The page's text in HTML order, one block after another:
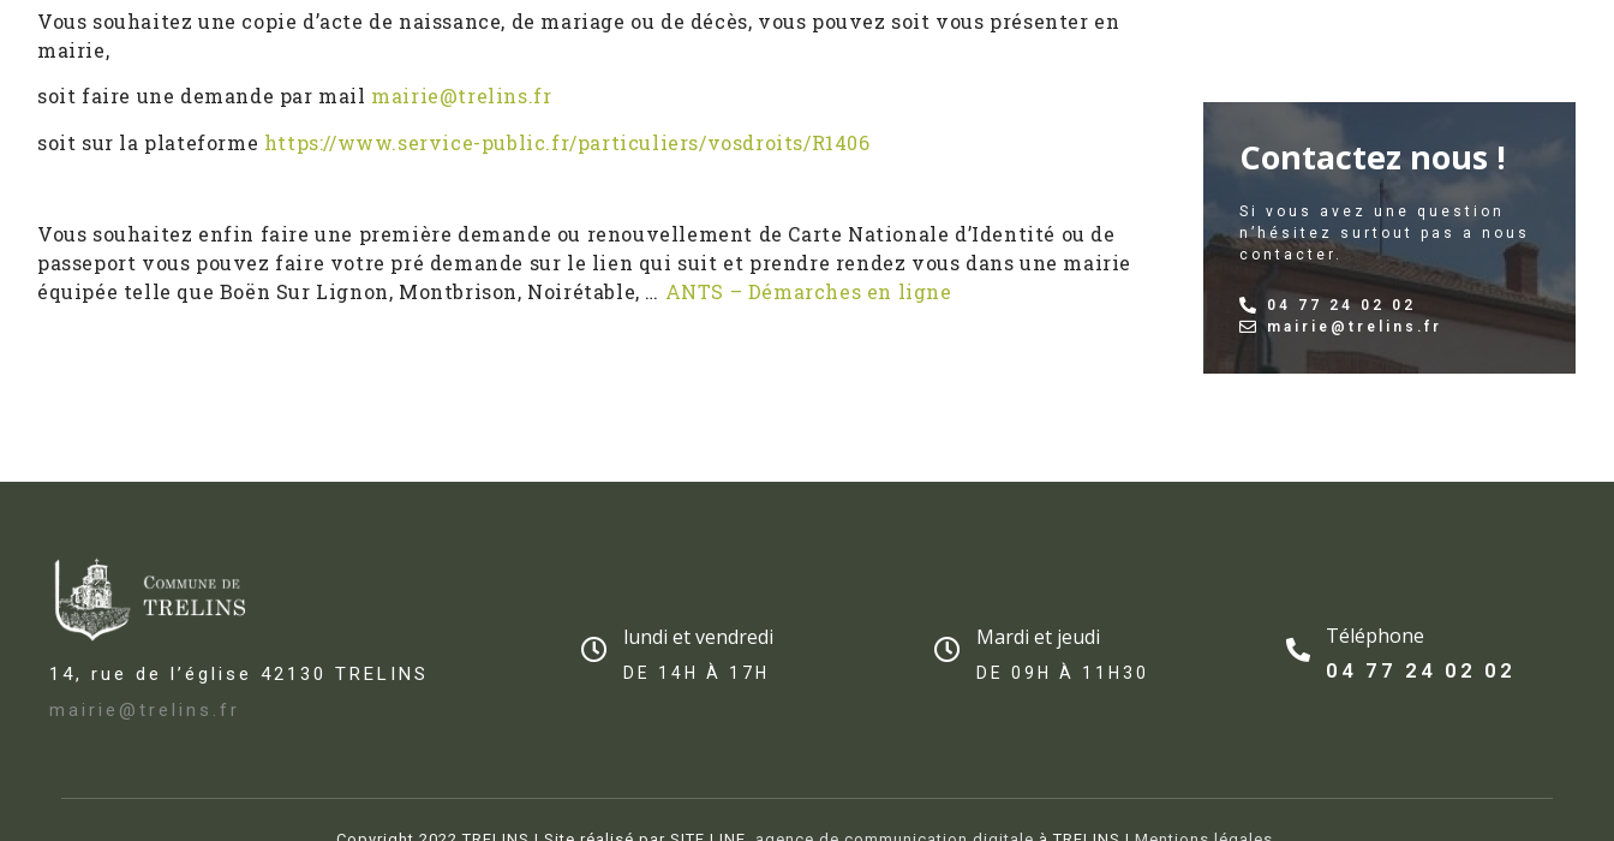
Vous souhaitez une copie d’acte de naissance, de mariage ou de décès, vous pouvez soit vous présenter en
mairie,
soit faire une demande par mail mairie@trelins.fr
soit sur la plateforme https://www.service-public.fr/particuliers/vosdroits/R1406
Vous souhaitez enfin faire une première demande ou renouvellement de Carte Nationale d’Identité ou de
passeport vous pouvez faire votre pré demande sur le lien qui suit et prendre rendez vous dans une mairie
équipée telle que Boën Sur Lignon, Montbrison, Noirétable, … ANTS – Démarches en ligne
Contactez nous !
Si vous avez une question
n’hésitez surtout pas a nous
contacter.
04 77 24 02 02
mairie@trelins.fr
14, rue de l’église 42130 TRELINS
mairie@trelins.fr
lundi et vendredi
DE 14H À 17H​
Mardi et jeudi
DE 09H À 11H30
Téléphone
04 77 24 02 02